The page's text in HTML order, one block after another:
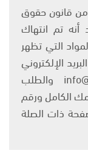
المواد وفقًا للمادة 27 أ من قانون حقوق
تعتقد أنه تم انتهاك
التي تظهر
الإلكتروني
على العنوان التالي: info@ashams.com والطلب
الكامل ورقم
ذات الصلة